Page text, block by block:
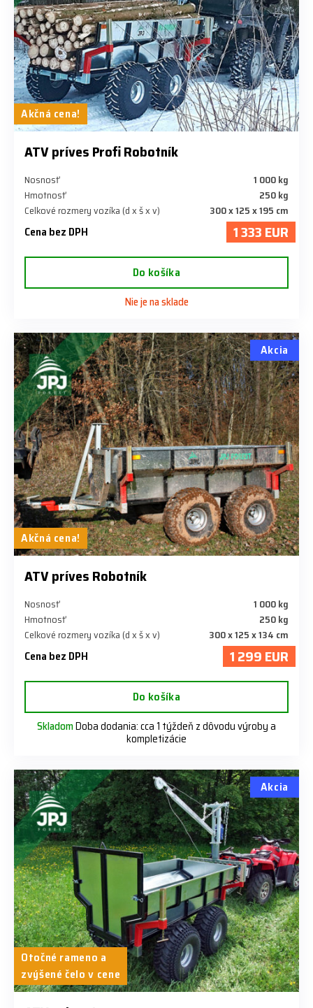
Akčná cena!
ATV príves Profi Robotník
Nosnosť
1 000 kg
Hmotnosť
250 kg
Celkové rozmery vozíka (d x š x v)
300 x 125 x 195 cm
Cena bez DPH 1 333 EUR
Do košíka
Nie je na sklade
Akcia
Akčná cena!
ATV príves Robotník
Nosnosť
1 000 kg
Hmotnosť
250 kg
Celkové rozmery vozíka (d x š x v)
300 x 125 x 134 cm
Cena bez DPH 1 299 EUR
Do košíka
SkladomDoba dodania: cca 1 týždeň z dôvodu výroby a
kompletizácie
Akcia
Otočné rameno a
zvýšené čelo v cene